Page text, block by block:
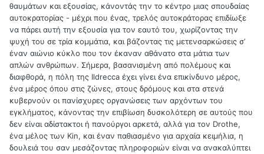
θαυμάτων και εξουσίας, κάνοντάς την το κέντρο μιας σπουδαίας
αυτοκρατορίας - μέχρι που ένας, τρελός αυτοκράτορας επιδίωξε
να πάρει αυτή την εξουσία για τον εαυτό του, χωρίζοντας την
ψυχή του σε τρία κομμάτια, και βάζοντας τις μετενσαρκώσεις σ’
έναν αιώνιο κύκλο που τον έκαναν αθάνατο στα μάτια των
απλών ανθρώπων. Σήμερα, βασανισμένη από πολέμους και
διαφθορά, η πόλη της Ildrecca έχει γίνει ένα επικίνδυνο μέρος,
ένα μέρος όπου στις ζώνες, στους δρόμους και στα στενά
κυβερνούν οι πανίσχυρες οργανώσεις των αρχόντων του
εγκλήματος, κάνοντας την επιβίωση δυσκολότερη σε αυτούς που
δεν είναι αδίστακτοι ή πανούργοι αρκετά, αλλά για τον Drothe,
ένα μέλος των Kin, και έναν παθιασμένο για αρχαία κειμήλια, η
δουλειά του σαν μεσάζοντας πληροφοριών είναι να ανακαλύπτει